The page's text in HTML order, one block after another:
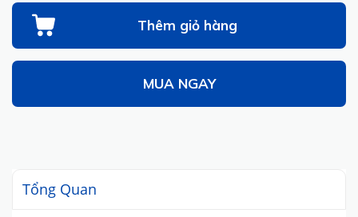
Thêm giỏ hàng
MUA NGAY
Tổng Quan